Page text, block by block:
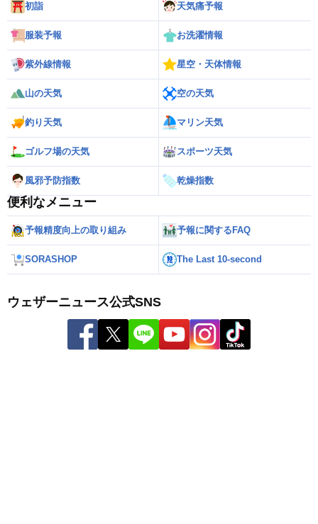
初詣 天気痛予報
服装予報 お洗濯情報
紫外線情報 星空・天体情報
山の天気 空の天気
釣り天気 マリン天気
ゴルフ場の天気 スポーツ天気
風邪予防指数 乾燥指数
便利なメニュー
予報精度向上の取り組み 予報に関するFAQ
SORASHOP The Last 10-second
ウェザーニュース公式SNS